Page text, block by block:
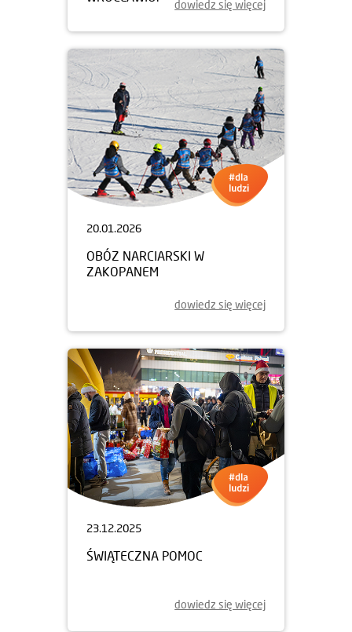
dowiedz się więcej
20.01.2026
OBÓZ NARCIARSKI W
ZAKOPANEM
dowiedz się więcej
23.12.2025
ŚWIĄTECZNA POMOC
dowiedz się więcej